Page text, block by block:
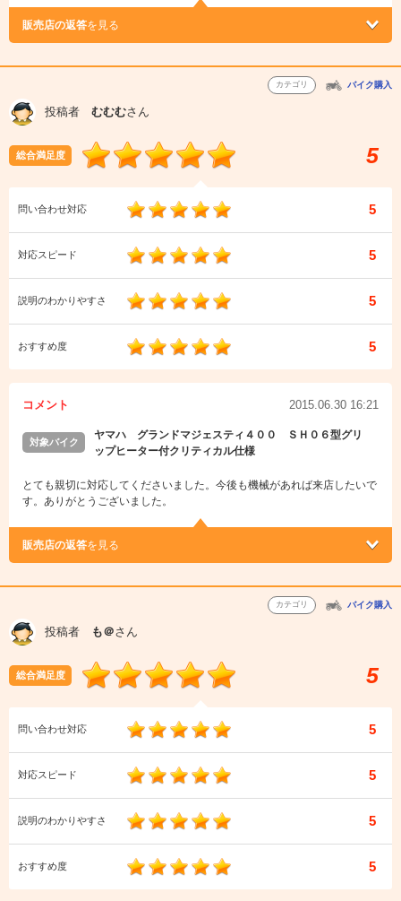
販売店の返答を見る
カテゴリ バイク購入
投稿者 むむむさん
総合満足度 5
問い合わせ対応 5
対応スピード 5
説明のわかりやすさ 5
おすすめ度 5
コメント 2015.06.30 16:21
対象バイク
ヤマハ グランドマジェスティ４００ ＳＨ０６型グリ
ップヒーター付クリティカル仕様
とても親切に対応してくださいました。今後も機械があれば来店したいで
す。ありがとうございました。
販売店の返答を見る
カテゴリ バイク購入
投稿者 も＠さん
総合満足度 5
問い合わせ対応 5
対応スピード 5
説明のわかりやすさ 5
おすすめ度 5